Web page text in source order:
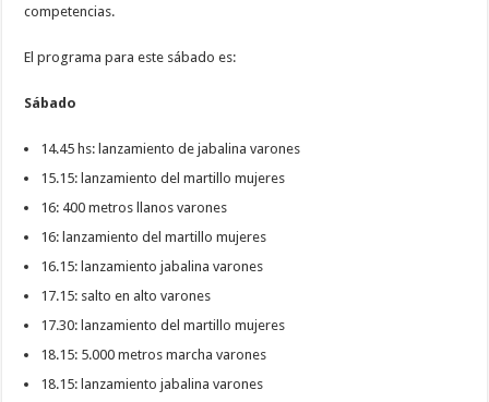
competencias.
El programa para este sábado es:
Sábado
14.45 hs: lanzamiento de jabalina varones
15.15: lanzamiento del martillo mujeres
16: 400 metros llanos varones
16: lanzamiento del martillo mujeres
16.15: lanzamiento jabalina varones
17.15: salto en alto varones
17.30: lanzamiento del martillo mujeres
18.15: 5.000 metros marcha varones
18.15: lanzamiento jabalina varones